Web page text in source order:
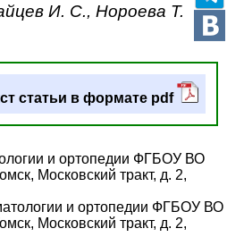
И. С., Нороева Т.
статьи в формате pdf
и ортопедии ФГБОУ ВО
Московский тракт, д. 2,
и ортопедии ФГБОУ ВО
Московский тракт, д. 2,